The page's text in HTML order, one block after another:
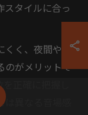
タイルに合っ
くく、夜間や集
のがメリットで
正確に把握し
異なる音場感